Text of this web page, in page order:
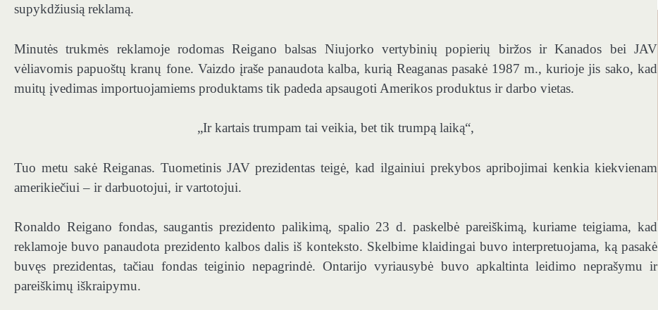
supykdžiusią reklamą.
Minutės trukmės reklamoje rodomas Reigano balsas Niujorko vertybinių popierių biržos ir Kanados bei JAV
vėliavomis papuoštų kranų fone. Vaizdo įraše panaudota kalba, kurią Reaganas pasakė 1987 m., kurioje jis sako, kad
muitų įvedimas importuojamiems produktams tik padeda apsaugoti Amerikos produktus ir darbo vietas.
„Ir kartais trumpam tai veikia, bet tik trumpą laiką“,
Tuo metu sakė Reiganas. Tuometinis JAV prezidentas teigė, kad ilgainiui prekybos apribojimai kenkia kiekvienam
amerikiečiui – ir darbuotojui, ir vartotojui.
Ronaldo Reigano fondas, saugantis prezidento palikimą, spalio 23 d. paskelbė pareiškimą, kuriame teigiama, kad
reklamoje buvo panaudota prezidento kalbos dalis iš konteksto. Skelbime klaidingai buvo interpretuojama, ką pasakė
buvęs prezidentas, tačiau fondas teiginio nepagrindė. Ontarijo vyriausybė buvo apkaltinta leidimo neprašymu ir
pareiškimų iškraipymu.